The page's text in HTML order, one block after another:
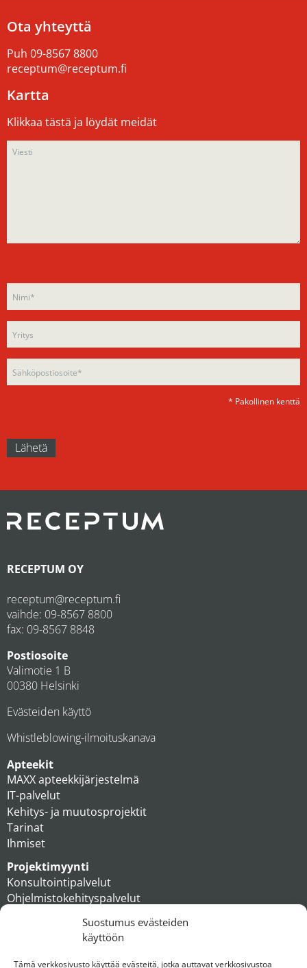
Suostumus evästeiden
käyttöön
Tämä verkkosivusto käyttää evästeitä, jotka auttavat verkkosivustoa
Ota yhteyttä
Puh 09-8567 8800
receptum@receptum.fi
Kartta
Klikkaa tästä ja löydät meidät
leave
this
empty.
leave
this
field
empty.
* Pakollinen kenttä
RECEPTUM OY
receptum@receptum.fi
vaihde: 09-8567 8800
fax: 09-8567 8848
Postiosoite
Valimotie 1 B
00380 Helsinki
Evästeiden käyttö
Whistleblowing-ilmoituskanava
Apteekit
MAXX apteekkijärjestelmä
IT-palvelut
Kehitys- ja muutosprojektit
Tarinat
Ihmiset
Projektimyynti
Konsultointipalvelut
Ohjelmistokehityspalvelut
Ihmiset